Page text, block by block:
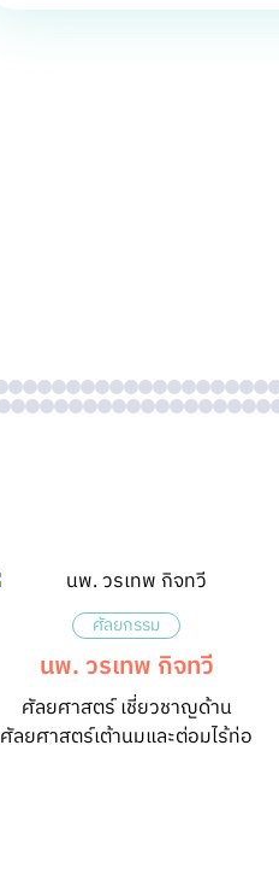
ศัลยกรรม
นพ. วรเทพ กิจทวี
ศัลยศาสตร์ เชี่ยวชาญด้าน
ศัลยศาสตร์เต้านมและต่อมไร้ท่อ